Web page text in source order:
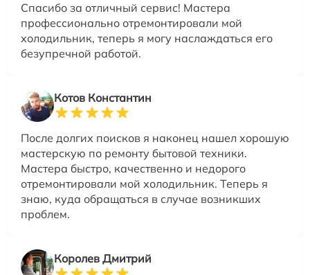
Спасибо за отличный сервис! Мастера
профессионально отремонтировали мой
холодильник, теперь я могу наслаждаться его
безупречной работой.
Котов Константин
После долгих поисков я наконец нашел хорошую
мастерскую по ремонту бытовой техники.
Мастера быстро, качественно и недорого
отремонтировали мой холодильник. Теперь я
знаю, куда обращаться в случае возникших
проблем.
Королев Дмитрий